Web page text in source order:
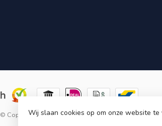
© Copyright 2026 KING Microschroeven
Wij slaan cookies op om onze website